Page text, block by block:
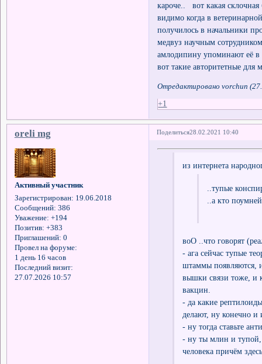
кароче.. вот какая
видимо когда в
получилось в начальники
медвуз научным
амлодипину упоминают её в
вот такие авторитетные
Отредактировано vorchun
+1
Поделиться28.02.2021 10:40
oreli mg
Активный участник
Зарегистрирован: 19.06.2018
Сообщений: 386
Уважение: +194
Позитив: +383
Приглашений: 0
Провел на форуме:
1 день 16 часов
Последний визит:
27.07.2026 10:57
из интернета
..тупые
..а кто поумней
воО ..что говорят
- ага сейчас тупые
штаммы появляются,
вышки связи тоже, и
вакцин.
- да какие
делают, ну конечно и
- ну тогда ставьте
- ну ты млин и тупой,
человека причём